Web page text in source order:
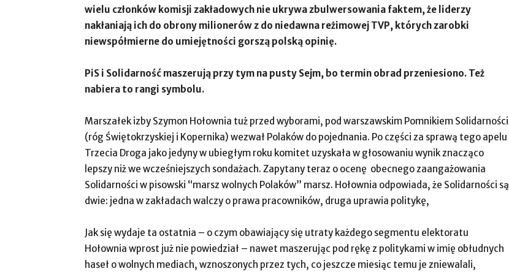
wielu członków komisji zakładowych nie ukrywa zbulwersowania faktem, że liderzy
nakłaniają ich do obrony milionerów z do niedawna reżimowej TVP, których zarobki
niewspółmierne do umiejętności gorszą polską opinię.
PiS i Solidarność maszerują przy tym na pusty Sejm, bo termin obrad przeniesiono. Też
nabiera to rangi symbolu.
Marszałek izby Szymon Hołownia tuż przed wyborami, pod warszawskim Pomnikiem Solidarności
(róg Świętokrzyskiej i Kopernika) wezwał Polaków do pojednania. Po części za sprawą tego apelu
Trzecia Droga jako jedyny w ubiegłym roku komitet uzyskała w głosowaniu wynik znacząco
lepszy niż we wcześniejszych sondażach. Zapytany teraz o ocenę obecnego zaangażowania
Solidarności w pisowski “marsz wolnych Polaków” marsz. Hołownia odpowiada, że Solidarności są
dwie: jedna w zakładach walczy o prawa pracowników, druga uprawia politykę,
Jak się wydaje ta ostatnia – o czym obawiający się utraty każdego segmentu elektoratu
Hołownia wprost już nie powiedział – nawet maszerując pod rękę z politykami w imię obłudnych
haseł o wolnych mediach, wznoszonych przez tych, co jeszcze miesiąc temu je zniewalali,